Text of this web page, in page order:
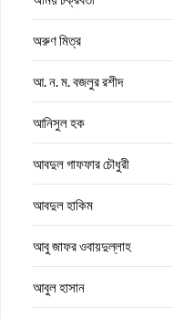
অরুণ মিত্র
আ. ন. ম. বজলুর রশীদ
আনিসুল হক
আবদুল গাফফার চৌধুরী
আবদুল হাকিম
আবু জাফর ওবায়দুল্লাহ
আবুল হাসান